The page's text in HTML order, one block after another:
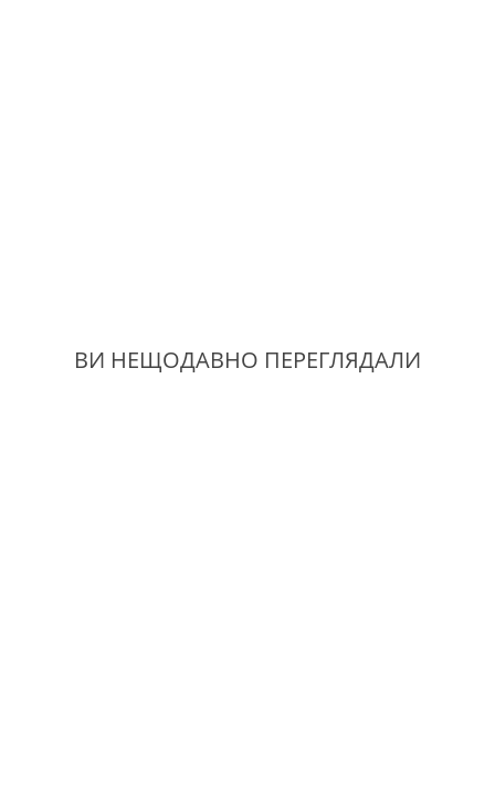
ВИ НЕЩОДАВНО ПЕРЕГЛЯДАЛИ